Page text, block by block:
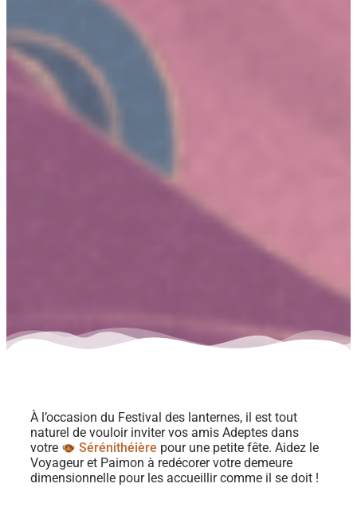
À l’occasion du Festival des lanternes, il est tout
naturel de vouloir inviter vos amis Adeptes dans
votre
Sérénithéière pour une petite fête. Aidez le
Voyageur et Paimon à redécorer votre demeure
dimensionnelle pour les accueillir comme il se doit !